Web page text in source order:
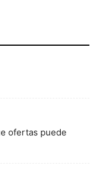
ofertas puede